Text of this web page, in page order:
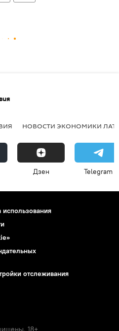
НОВОСТИ ЭКОНОМИКИ
Дзен Telegram
использования
отслеживания
18+